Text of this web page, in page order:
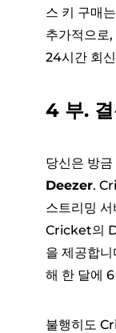
스 키 구매
추가적으
24시간 회
4 부.
당신은 방
Deezer.
스트리밍
Cricket의
을 제공합
해 한 달에
불행히도